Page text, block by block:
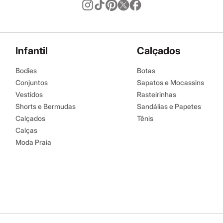
Infantil
Bodies
Conjuntos
Vestidos
Shorts e Bermudas
Calçados
Calças
Moda Praia
Calçados
Botas
Sapatos e Mocassins
Rasteirinhas
Sandálias e Papetes
Tênis